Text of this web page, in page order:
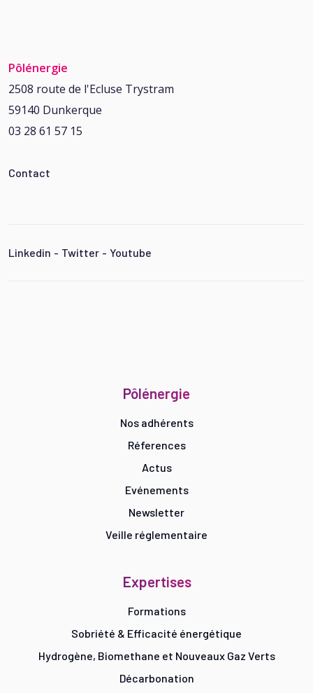
Pôlénergie
2508 route de l'Ecluse Trystram
59140 Dunkerque
03 28 61 57 15
Contact
Linkedin - Twitter - Youtube
Pôlénergie
Nos adhérents
Réferences
Actus
Evénements
Newsletter
Veille réglementaire
Expertises
Formations
Sobriété & Efficacité énergétique
Hydrogène, Biomethane et Nouveaux Gaz Verts
Décarbonation